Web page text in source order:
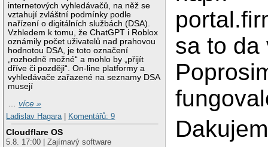
internetových vyhledávačů, na něž se
vztahují zvláštní podmínky podle
nařízení o digitálních službách (DSA).
Vzhledem k tomu, že ChatGPT i Roblox
oznámily počet uživatelů nad prahovou
hodnotou DSA, je toto označení
„rozhodně možné“ a mohlo by „přijít
dříve či později“. On-line platformy a
vyhledávače zařazené na seznamy DSA
musejí
…více »
Ladislav Hagara| Komentářů: 9
Cloudflare OS
5.8. 17:00 | Zajímavý software
sa to da